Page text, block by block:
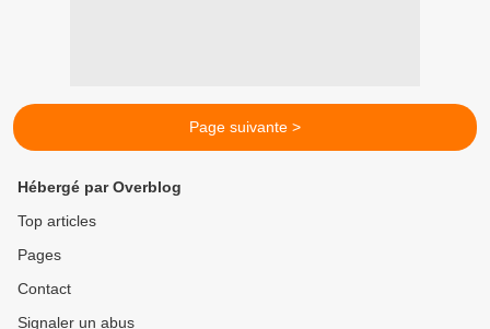
Page suivante >
Hébergé par Overblog
Top articles
Pages
Contact
Signaler un abus